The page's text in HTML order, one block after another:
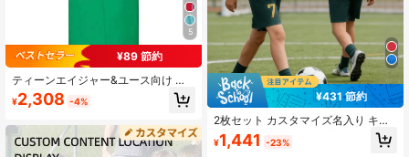
5
¥89 節約
ティーンエイジャー&ユース向け カ
スタマイズ パリスタイル フットボー
ルジャージセット: パーソナライズさ
ジ&ショーツ、速乾吸汗素材、フット
ボールプレーヤーへのギフト、カス
¥2,308 -4%
¥431 節約
2枚セット カスタマイズ名入り キッ
ズフットボールジャージ - クルーネ
ック 半袖シャツとショーツ、速乾通
¥1,441 -23%